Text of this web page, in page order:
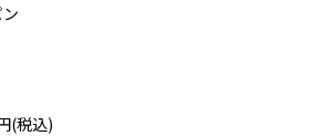
(税込)